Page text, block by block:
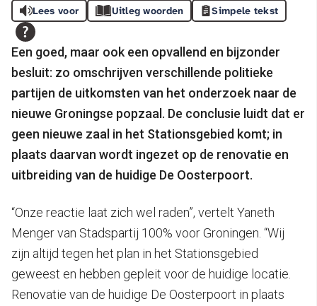
Lees voor Uitleg woorden Simpele tekst
Een goed, maar ook een opvallend en bijzonder
besluit: zo omschrijven verschillende politieke
partijen de uitkomsten van het onderzoek naar de
nieuwe Groningse popzaal. De conclusie luidt dat er
geen nieuwe zaal in het Stationsgebied komt; in
plaats daarvan wordt ingezet op de renovatie en
uitbreiding van de huidige De Oosterpoort.
“Onze reactie laat zich wel raden”, vertelt Yaneth
Menger van Stadspartij 100% voor Groningen. “Wij
zijn altijd tegen het plan in het Stationsgebied
geweest en hebben gepleit voor de huidige locatie.
Renovatie van de huidige De Oosterpoort in plaats